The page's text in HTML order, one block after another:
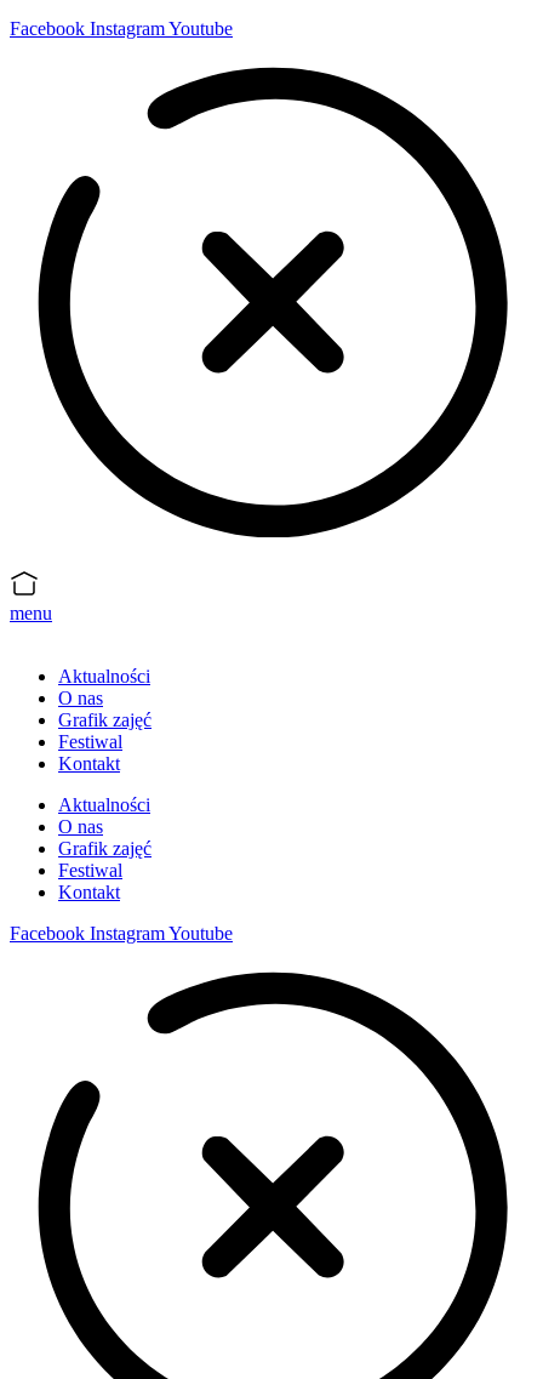
Facebook InstagramYoutube
menu
Aktualności
O nas
Grafik zajęć
Festiwal
Kontakt
Aktualności
O nas
Grafik zajęć
Festiwal
Kontakt
Facebook InstagramYoutube